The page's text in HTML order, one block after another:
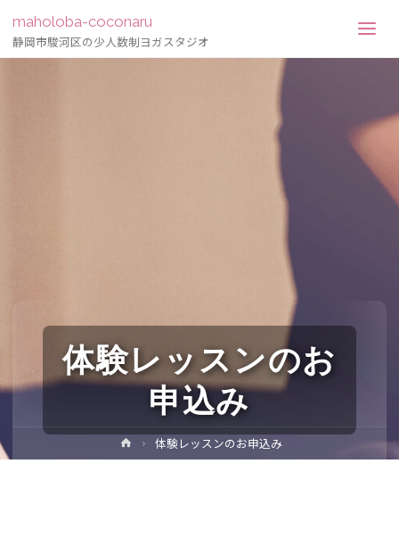
maholoba-coconaru
静岡市駿河区の少人数制ヨガスタジオ
体験レッスンのお
申込み
ホ
ー
体験レッスンのお申込み